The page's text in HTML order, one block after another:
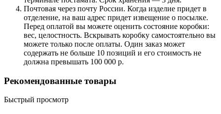
Почтовая через почту России. Когда изделие придет в
отделение, на ваш адрес придет извещение о посылке.
Перед оплатой вы можете оценить состояние коробки:
вес, целостность. Вскрывать коробку самостоятельно вы
можете только после оплаты. Один заказ может
содержать не больше 10 позиций и его стоимость не
должна превышать 100 000 р.
Рекомендованные товары
Быстрый просмотр